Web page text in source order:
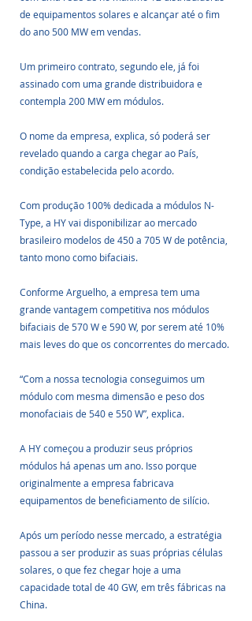
de equipamentos solares e alcançar até o fim
do ano 500 MW em vendas.
Um primeiro contrato, segundo ele, já foi
assinado com uma grande distribuidora e
contempla 200 MW em módulos.
O nome da empresa, explica, só poderá ser
revelado quando a carga chegar ao País,
condição estabelecida pelo acordo.
Com produção 100% dedicada a módulos N-
Type, a HY vai disponibilizar ao mercado
brasileiro modelos de 450 a 705 W de potência,
tanto mono como bifaciais.
Conforme Arguelho, a empresa tem uma
grande vantagem competitiva nos módulos
bifaciais de 570 W e 590 W, por serem até 10%
mais leves do que os concorrentes do mercado.
“Com a nossa tecnologia conseguimos um
módulo com mesma dimensão e peso dos
monofaciais de 540 e 550 W”, explica.
A HY começou a produzir seus próprios
módulos há apenas um ano. Isso porque
originalmente a empresa fabricava
equipamentos de beneficiamento de silício.
Após um período nesse mercado, a estratégia
passou a ser produzir as suas próprias células
solares, o que fez chegar hoje a uma
capacidade total de 40 GW, em três fábricas na
China.